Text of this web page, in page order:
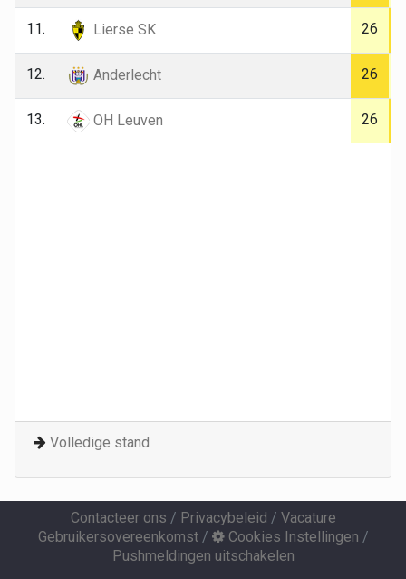
11. Lierse SK 26
12. Anderlecht 26
13. OH Leuven 26
Volledige stand
Contacteer ons / Privacybeleid / Vacature
Gebruikersovereenkomst/ Cookies Instellingen /
Pushmeldingen uitschakelen